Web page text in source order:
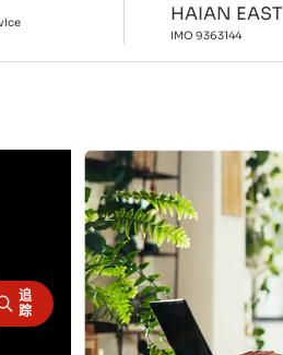
HAIAN EAST
IMO 9363144
追
踪